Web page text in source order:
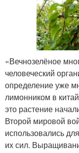
«Вечнозелёное
человеческий
определение уже
лимонником в
это растение
Второй мировой
использовались
их сил.